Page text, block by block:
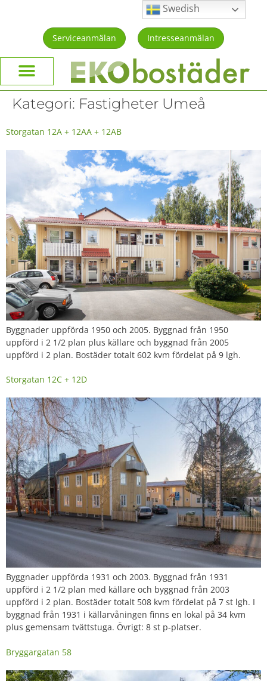
Serviceanmälan Intresseanmälan
Kategori: Fastigheter Umeå
Storgatan 12A + 12AA + 12AB
Byggnader uppförda 1950 och 2005. Byggnad från 1950
uppförd i 2 1/2 plan plus källare och byggnad från 2005
uppförd i 2 plan. Bostäder totalt 602 kvm fördelat på 9 lgh.
Storgatan 12C + 12D
Byggnader uppförda 1931 och 2003. Byggnad från 1931
uppförd i 2 1/2 plan med källare och byggnad från 2003
uppförd i 2 plan. Bostäder totalt 508 kvm fördelat på 7 st lgh. I
byggnad från 1931 i källarvåningen finns en lokal på 34 kvm
plus gemensam tvättstuga. Övrigt: 8 st p-platser.
Bryggargatan 58
Swedish